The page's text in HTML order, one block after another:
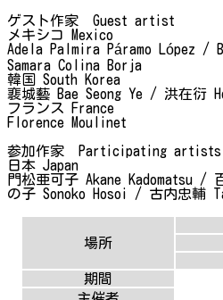
ゲスト作家 Guest artist
メキシコ Mexico
Adela Palmira Páramo López /
Samara Colina Borja
韓国 South Korea
裵城藝 Bae Seong Ye / 洪在衍
フランス France
Florence Moulinet
参加作家 Participating artists
日本 Japan
門松亜可子 Akane Kadomatsu
の子 Sonoko Hosoi / 古内忠輔
場所
期間